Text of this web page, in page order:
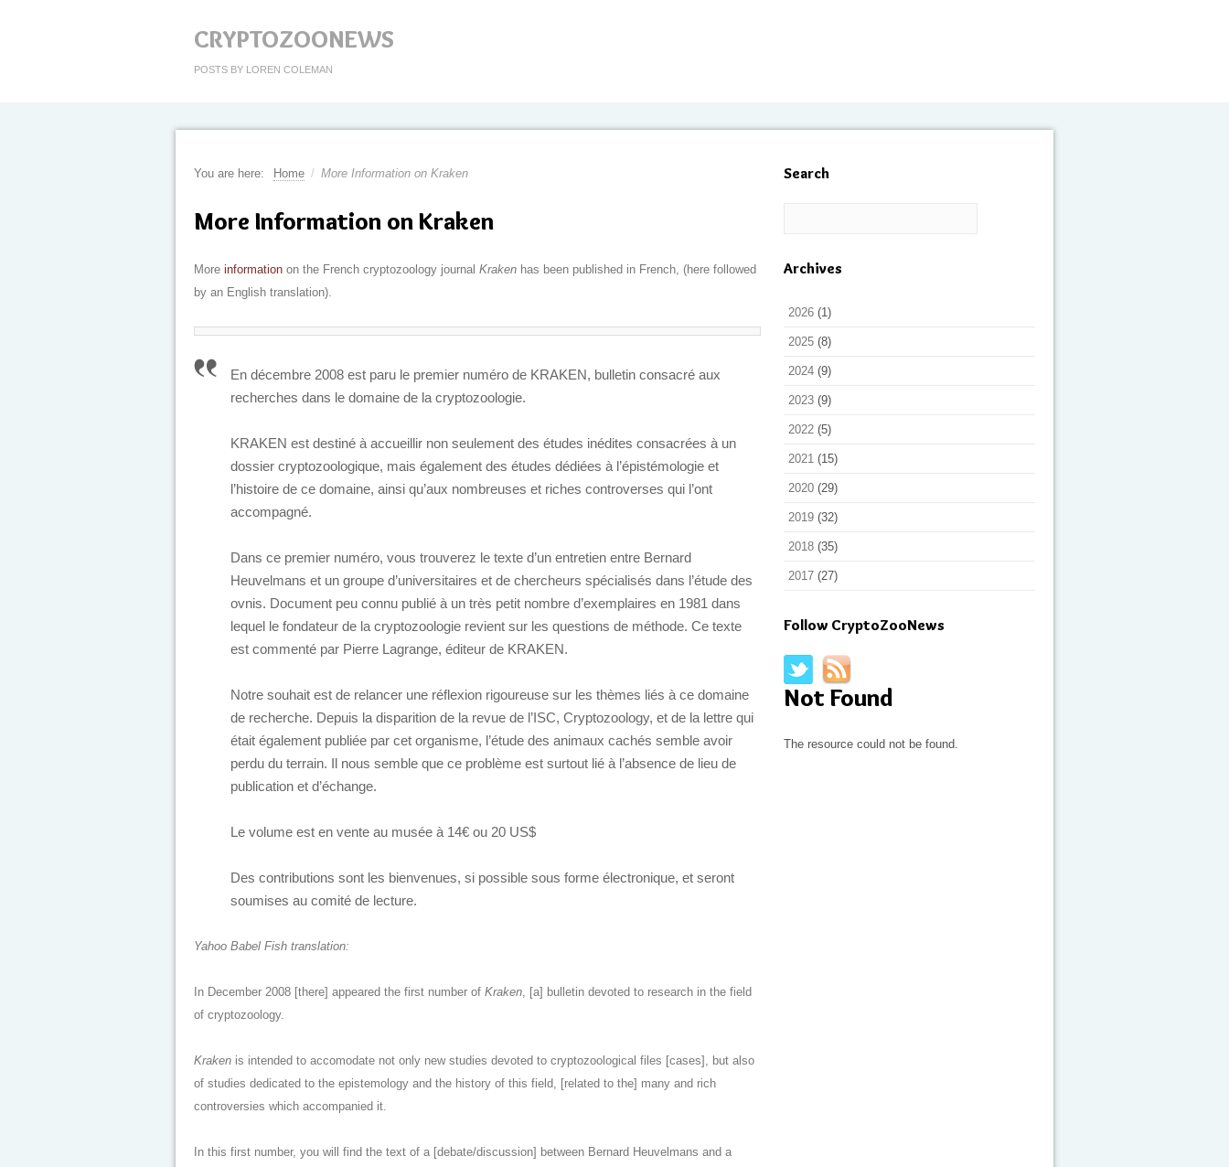
CRYPTOZOONEWS
POSTS BY LOREN COLEMAN
You are here: Home / More Information on Kraken
More Information on Kraken
More information on the French cryptozoology journal Kraken has been published in French, (here followed
by an English translation).
En décembre 2008 est paru le premier numéro de KRAKEN, bulletin consacré aux
recherches dans le domaine de la cryptozoologie.
KRAKEN est destiné à accueillir non seulement des études inédites consacrées à un
dossier cryptozoologique, mais également des études dédiées à l’épistémologie et
l’histoire de ce domaine, ainsi qu’aux nombreuses et riches controverses qui l’ont
accompagné.
Dans ce premier numéro, vous trouverez le texte d’un entretien entre Bernard
Heuvelmans et un groupe d’universitaires et de chercheurs spécialisés dans l’étude des
ovnis. Document peu connu publié à un très petit nombre d’exemplaires en 1981 dans
lequel le fondateur de la cryptozoologie revient sur les questions de méthode. Ce texte
est commenté par Pierre Lagrange, éditeur de KRAKEN.
Notre souhait est de relancer une réflexion rigoureuse sur les thèmes liés à ce domaine
de recherche. Depuis la disparition de la revue de l’ISC, Cryptozoology, et de la lettre qui
était également publiée par cet organisme, l’étude des animaux cachés semble avoir
perdu du terrain. Il nous semble que ce problème est surtout lié à l’absence de lieu de
publication et d’échange.
Le volume est en vente au musée à 14€ ou 20 US$
Des contributions sont les bienvenues, si possible sous forme électronique, et seront
soumises au comité de lecture.
Yahoo Babel Fish translation:
In December 2008 [there] appeared the first number of Kraken, [a] bulletin devoted to research in the field
of cryptozoology.
Kraken is intended to accomodate not only new studies devoted to cryptozoological files [cases], but also
of studies dedicated to the epistemology and the history of this field, [related to the] many and rich
controversies which accompanied it.
In this first number, you will find the text of a [debate/discussion] between Bernard Heuvelmans and a
Search
Archives
2026 (1)
2025 (8)
2024 (9)
2023 (9)
2022 (5)
2021 (15)
2020 (29)
2019 (32)
2018 (35)
2017 (27)
Follow CryptoZooNews
Not Found
The resource could not be found.